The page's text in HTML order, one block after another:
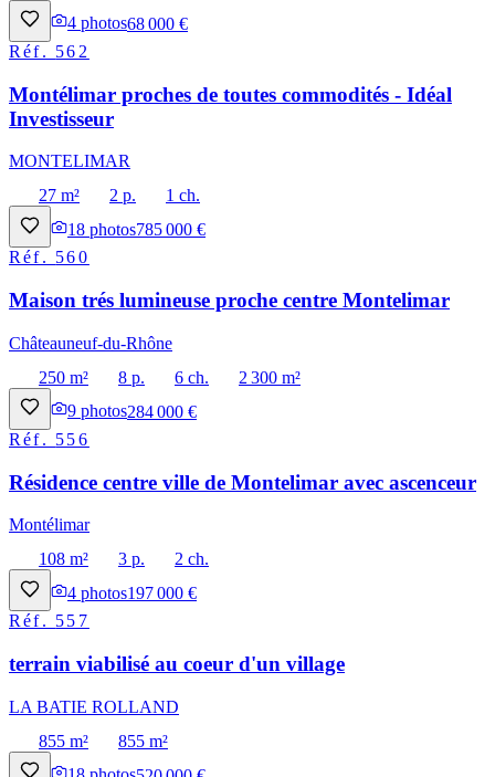
4 photos68 000 €
Réf. 562
Montélimar proches de toutes commodités - Idéal
Investisseur
MONTELIMAR
27 m²
2 p.
1 ch.
18 photos785 000 €
Réf. 560
Maison trés lumineuse proche centre Montelimar
Châteauneuf-du-Rhône
250 m²
8 p. 6 ch.
2 300 m²
9 photos284 000 €
Réf. 556
Résidence centre ville de Montelimar avec ascenceur
Montélimar
108 m²
3 p.
2 ch.
4 photos197 000 €
Réf. 557
terrain viabilisé au coeur d'un village
LA BATIE ROLLAND
855 m²
855 m²